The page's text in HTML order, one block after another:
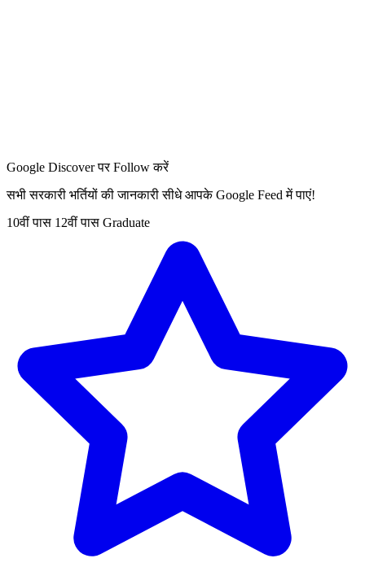
Google Discover पर Follow करें
सभी सरकारी भर्तियों की जानकारी सीधे आपके Google Feed में पाएं!
10वीं पास 12वीं पास Graduate